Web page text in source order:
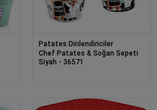
Patates Dinlendiriciler
Chef Patates & Soğan Sepeti
Siyah - 36571